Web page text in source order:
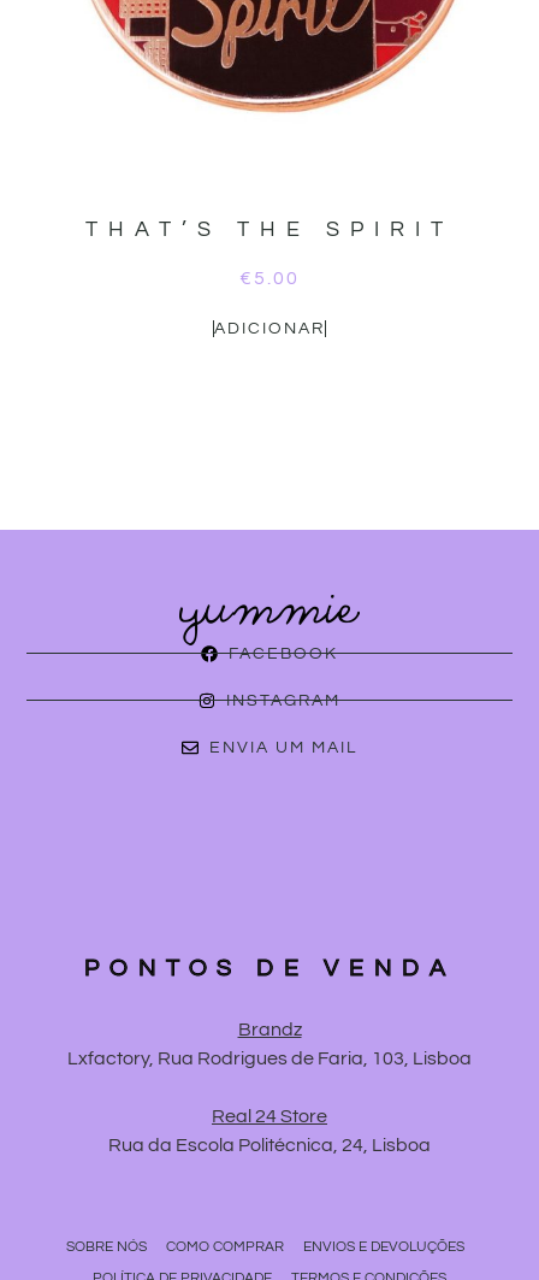
THAT’S THE SPIRIT
€ 5.00
ADICIONAR
FACEBOOK
INSTAGRAM
ENVIA UM MAIL
PONTOS DE VENDA
Brandz
Lxfactory, Rua Rodrigues de Faria, 103, Lisboa
Real 24 Store
Rua da Escola Politécnica, 24, Lisboa
SOBRE NÓS COMO COMPRAR
ENVIOS E DEVOLUÇÕES